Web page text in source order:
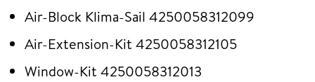
Air-Block Klima-Sail 4250058312099
Air-Extension-Kit 4250058312105
Window-Kit 4250058312013